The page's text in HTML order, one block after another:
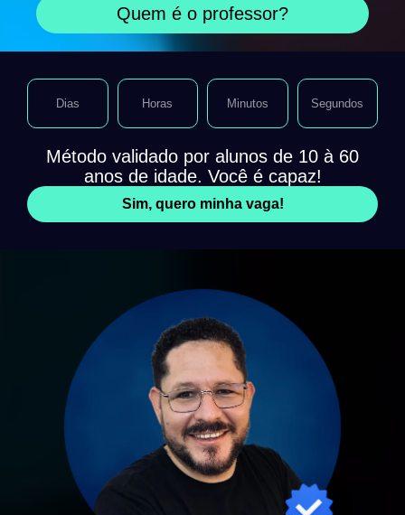
Quem é o professor?
Método validado por alunos de 10 à 60
anos de idade. Você é capaz!
Sim, quero minha vaga!
Dias Horas Minutos Segundos